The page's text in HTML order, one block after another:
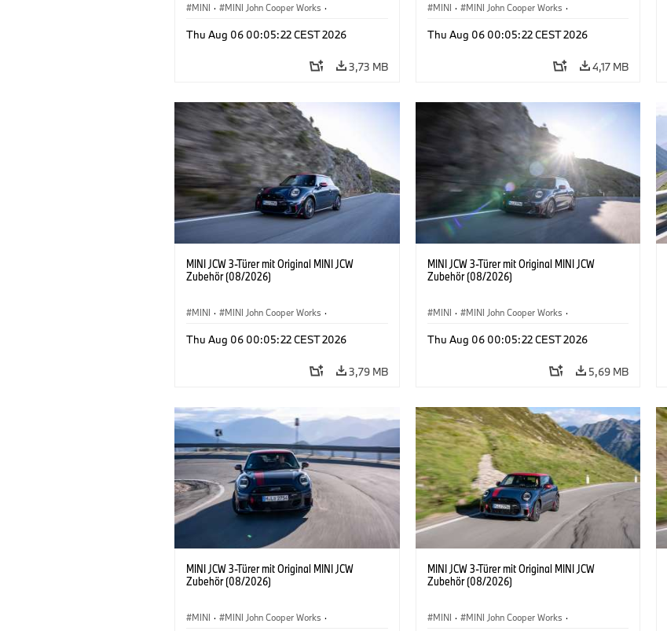
MINI · MINI John Cooper Works ·
Sonderausstattungen, Zubehör
Thu Aug 06 00:05:22 CEST 2026
3,73 MB
MINI · MINI John Cooper Works ·
Sonderausstattungen, Zubehör
Thu Aug 06 00:05:22 CEST 2026
4,17 MB
MINI JCW 3-Türer mit Original MINI JCW
Zubehör (08/2026)
MINI · MINI John Cooper Works ·
Sonderausstattungen, Zubehör
Thu Aug 06 00:05:22 CEST 2026
3,79 MB
MINI JCW 3-Türer mit Original MINI JCW
Zubehör (08/2026)
MINI · MINI John Cooper Works ·
Sonderausstattungen, Zubehör
Thu Aug 06 00:05:22 CEST 2026
5,69 MB
MINI JCW 3-Türer mit Original MINI JCW
Zubehör (08/2026)
MINI · MINI John Cooper Works ·
MINI JCW 3-Türer mit Original MINI JCW
Zubehör (08/2026)
MINI · MINI John Cooper Works ·